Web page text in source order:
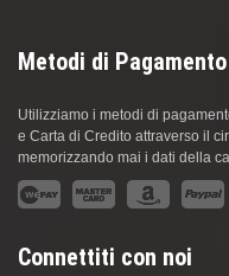
Metodi di Pagamento
Utilizziamo i metodi di
e Carta di Credito attraverso il
memorizzando mai i dati della
Connettiti con noi